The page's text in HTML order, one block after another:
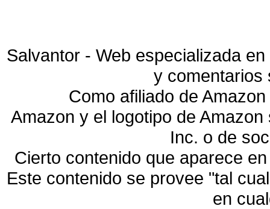
Salvantor - Web especializada
y
Como afiliado de
Amazon y el logotipo de
Inc. o de
Cierto contenido que aparece
Este contenido se provee "tal
en